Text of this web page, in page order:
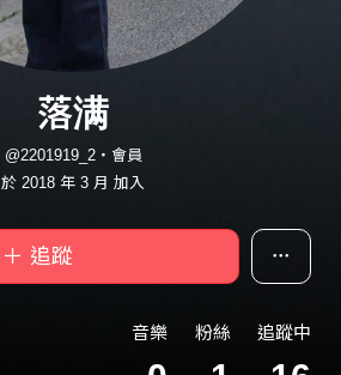
落满
@2201919_2・會員
於 2018 年 3 月 加入
＋ 追蹤
音樂 粉絲 追蹤中